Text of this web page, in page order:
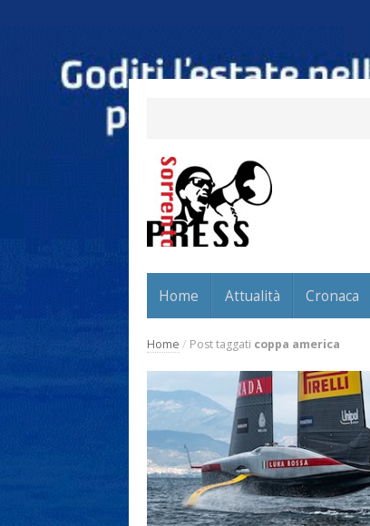
Home Attualità Cronaca
Home / Post taggati coppa america